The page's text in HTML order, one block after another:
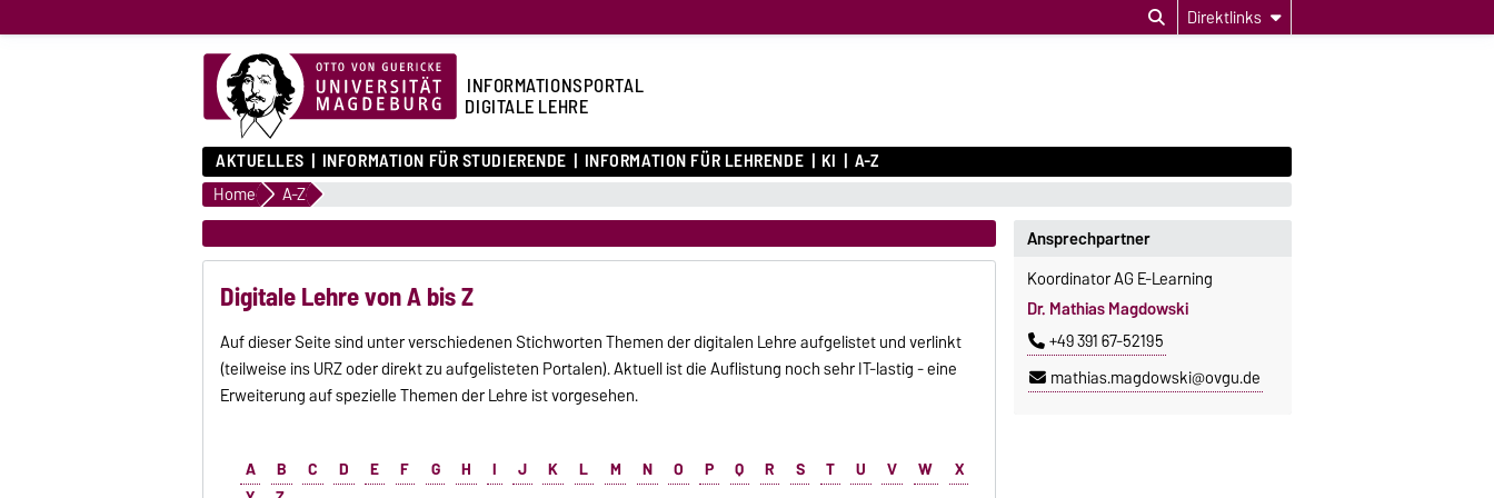
Direktlinks
INFORMATIONSPORTAL
DIGITALE LEHRE
AKTUELLES INFORMATION FÜR STUDIERENDE INFORMATION FÜR LEHRENDE KI A-Z
Home A-Z
Digitale Lehre von A bis Z
Auf dieser Seite sind unter verschiedenen Stichworten Themen der digitalen Lehre aufgelistet und verlinkt
(teilweise ins URZ oder direkt zu aufgelisteten Portalen). Aktuell ist die Auflistung noch sehr IT-lastig - eine
Erweiterung auf spezielle Themen der Lehre ist vorgesehen.
A B C D E F G H I J K L M N O P Q R S T U V W
X
Ansprechpartner
Koordinator AG E-Learning
Dr. Mathias Magdowski
+49 391 67-52195
mathias.magdowski@ovgu.de